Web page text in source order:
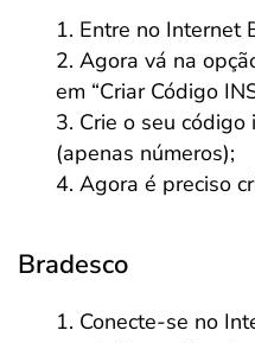
Entre no Internet
Agora vá na
em “Criar Código
Crie o seu
(apenas números);
Agora é preciso
Bradesco
Conecte-se no